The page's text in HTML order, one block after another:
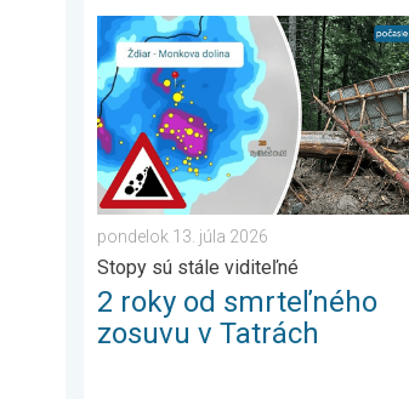
2 roky od smrteľného zosuvu v
pondelok 13. júla 2026
Stopy sú stále viditeľné
2 roky od smrteľného
zosuvu v Tatrách